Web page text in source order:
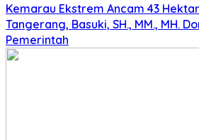
Kemarau Ekstrem Ancam 43
Tangerang, Basuki, SH., MM., MH.
Pemerintah